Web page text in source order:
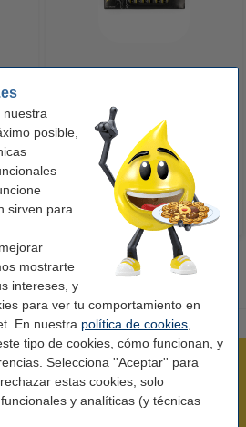
nuestra
posible,
sirven para
mostrarte
intereses, y
para ver tu comportamiento en
En nuestra política de cookies
tipo de cookies, cómo funcionan, y
Selecciona ''Aceptar'' para
estas cookies, solo
y analíticas (y técnicas
Power AA - LR06 - MN1500 - 24
unidades
14,50 € Incl. 21% IVA